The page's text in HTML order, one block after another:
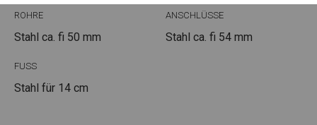
ROHRE
Stahl ca. fi 50 mm
ANSCHLÜSSE
Stahl ca. fi 54 mm
FUSS
Stahl für 14 cm